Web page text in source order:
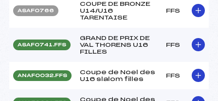
ASAF0766
COUPE DE BRONZE
U14/U16
TARENTAISE
FFS
ASAF0741.FFS
GRAND DE PRIX DE
VAL THORENS U16
FILLES
FFS
ANAF0032.FFS
Coupe de Noel des
U16 slalom filles
FFS
Coupe de Noel des